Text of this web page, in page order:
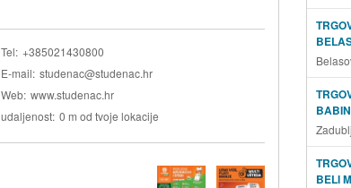
Tel +385021430800
E-mail studenac@studenac.hr
Web www.studenac.hr
udaljenost 0 m od tvoje lokacije
BELI